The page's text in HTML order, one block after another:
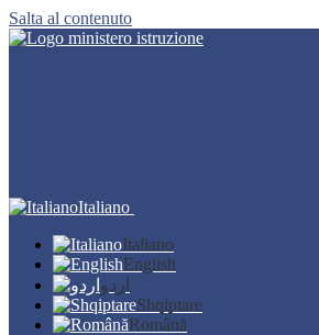
Salta al contenuto
Italiano
Italiano
English
اردو
Shqiptare
Română